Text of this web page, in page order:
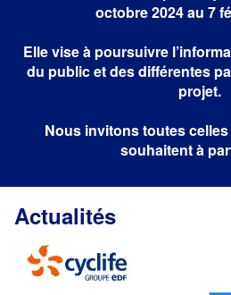
octobre 2024 au 7
Elle vise à poursuivre
du public et des différentes
projet.
Nous invitons toutes
souhaitent à
Actualités